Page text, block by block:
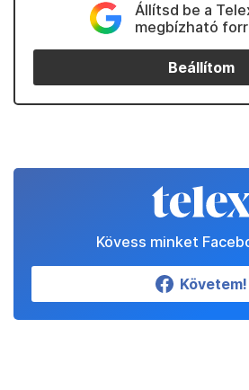
Állítsd be a
megbízható
Beállítom
Kövess minket
Követem!